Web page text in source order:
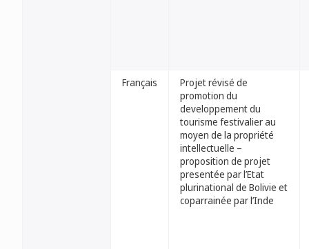
Français
Projet révisé de
promotion du
developpement du
tourisme festivalier au
moyen de la propriété
intellectuelle –
proposition de projet
presentée par l’Etat
plurinational de Bolivie et
coparrainée par l’Inde